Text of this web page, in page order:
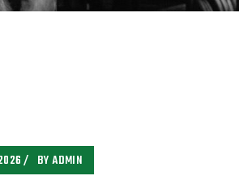
BYADMIN